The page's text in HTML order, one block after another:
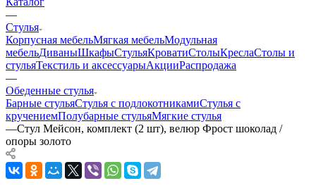
—
Стулья
Корпусная мебельМягкая мебельМодульная
мебельДиваныШкафыСтульяКроватиСтолыКреслаСтолы и
стульяТекстиль и аксессуарыАкцииРаспродажа
—
Обеденные стулья
Барные стульяСтулья с подлокотникамиСтулья с
кручениемПолубарные стульяМягкие стулья
—Стул Мейсон, комплект (2 шт), велюр Фрост шоколад /
опоры золото